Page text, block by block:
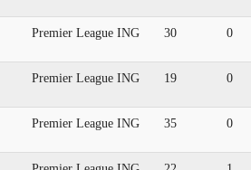
Premier League ING 30 0
Premier League ING 19 0
Premier League ING 35 0